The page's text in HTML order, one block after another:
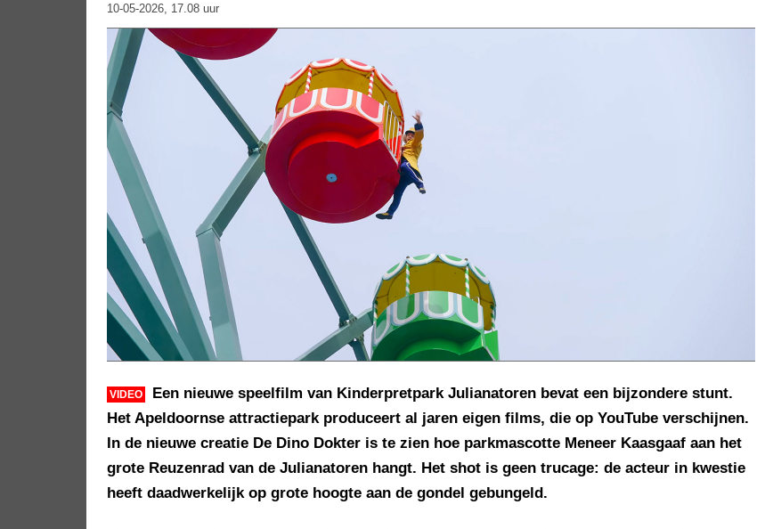
10-05-2026, 17.08 uur
VIDEO
Een nieuwe speelfilm van Kinderpretpark Julianatoren bevat een bijzondere stunt.
Het Apeldoornse attractiepark produceert al jaren eigen films, die op YouTube verschijnen.
In de nieuwe creatie De Dino Dokter is te zien hoe parkmascotte Meneer Kaasgaaf aan het
grote Reuzenrad van de Julianatoren hangt. Het shot is geen trucage: de acteur in kwestie
heeft daadwerkelijk op grote hoogte aan de gondel gebungeld.